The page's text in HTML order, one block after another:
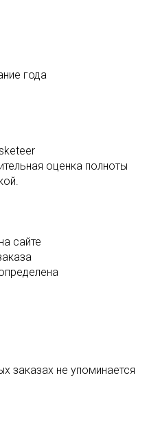
года
оценка полноты
сайте
заказах не упоминается